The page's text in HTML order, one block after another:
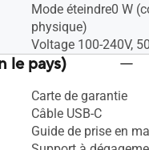
Mode éteindre0 W
physique)
Voltage 100-240V,
le pays)
Carte de garantie
Câble USB-C
Guide de prise en